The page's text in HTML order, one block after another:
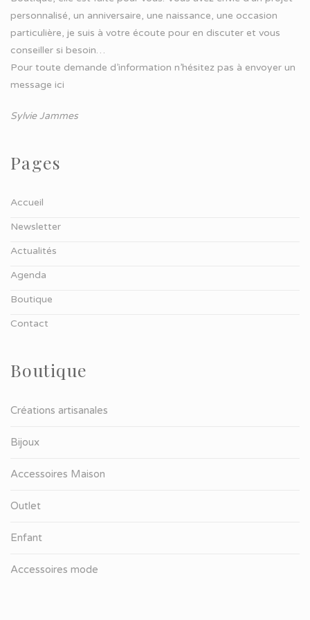
personnalisé, un anniversaire, une naissance, une occasion
particulière, je suis à votre écoute pour en discuter et vous
conseiller si besoin…
Pour toute demande d’information n’hésitez pas à envoyer un
message ici
Sylvie Jammes
Pages
Accueil
Newsletter
Actualités
Agenda
Boutique
Contact
Boutique
Créations artisanales
Bijoux
Accessoires Maison
Outlet
Enfant
Accessoires mode